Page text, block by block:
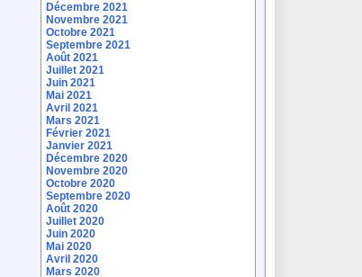
Décembre 2021
Novembre 2021
Octobre 2021
Septembre 2021
Août 2021
Juillet 2021
Juin 2021
Mai 2021
Avril 2021
Mars 2021
Février 2021
Janvier 2021
Décembre 2020
Novembre 2020
Octobre 2020
Septembre 2020
Août 2020
Juillet 2020
Juin 2020
Mai 2020
Avril 2020
Mars 2020